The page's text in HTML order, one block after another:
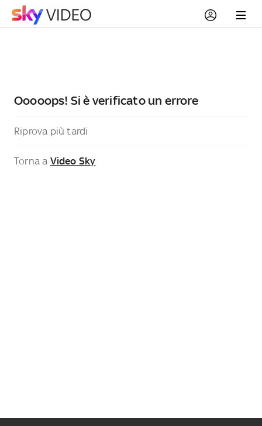
Ooooops! Si è verificato un errore
Riprova più tardi
Torna a Video Sky